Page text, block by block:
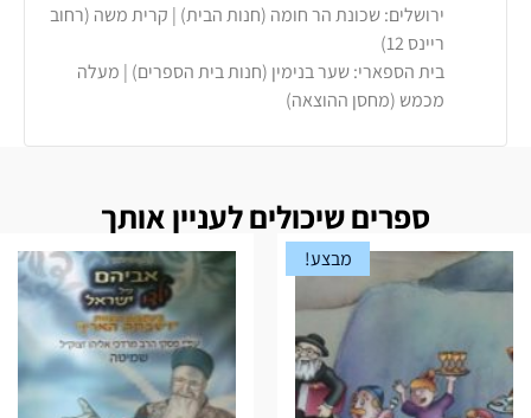
ירושלים: שכונת הר חומה (חנות הבית) | קרית משה (רחוב
ריינס 12)
בית הספארי: שער בנימין (חנות בית הספרים) | מעלה
מכמש (מחסן ההוצאה)
ספרים שיכולים לעניין אותך
מבצע!